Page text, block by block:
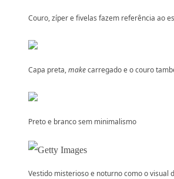
Couro, zíper e fivelas fazem referência ao
Capa preta,makecarregado e o couro
Preto e branco sem minimalismo
Vestido misterioso e noturno como o visual